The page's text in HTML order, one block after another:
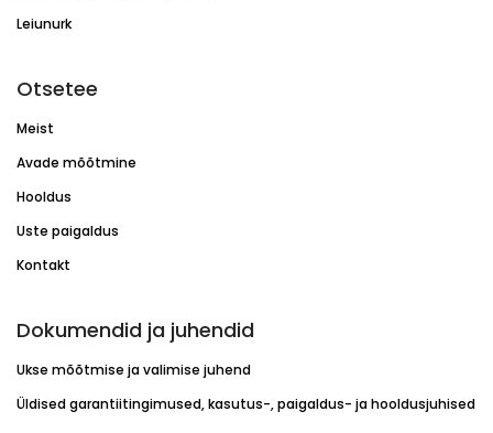
Leiunurk
Otsetee
Meist
Avade mõõtmine
Hooldus
Uste paigaldus
Kontakt
Dokumendid ja juhendid
Ukse mõõtmise ja valimise juhend
Üldised garantiitingimused, kasutus-, paigaldus- ja hooldusjuhised